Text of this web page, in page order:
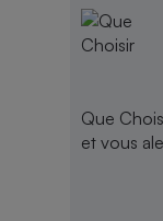
Que
et vous